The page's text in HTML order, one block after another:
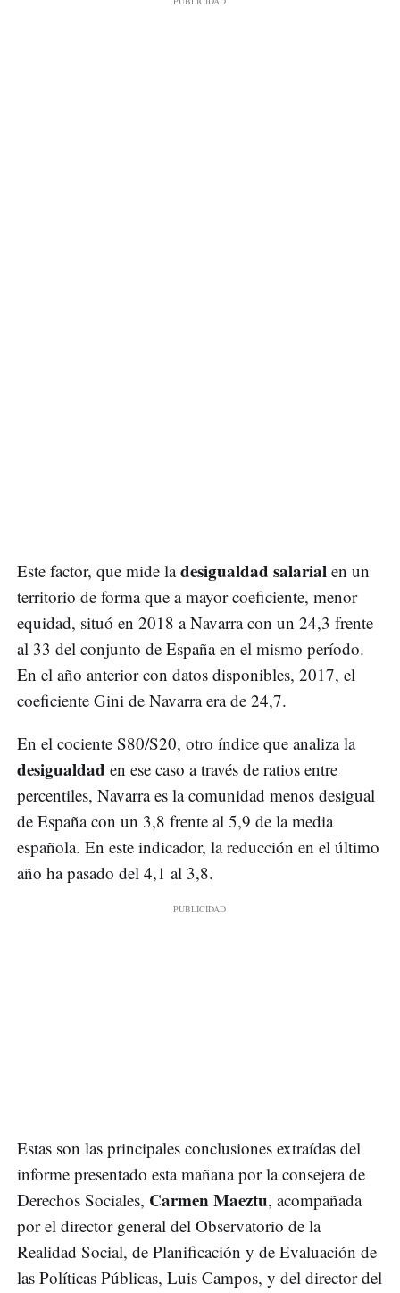
Este factor, que mide ladesigualdad salarial en un
territorio de forma que a mayor coeficiente, menor
equidad, situó en 2018 a Navarra con un 24,3 frente
al 33 del conjunto de España en el mismo período.
En el año anterior con datos disponibles, 2017, el
coeficiente Gini de Navarra era de 24,7.
En el cociente S80/S20, otro índice que analiza la
desigualdad en ese caso a través de ratios entre
percentiles, Navarra es la comunidad menos desigual
de España con un 3,8 frente al 5,9 de la media
española. En este indicador, la reducción en el último
año ha pasado del 4,1 al 3,8.
Estas son las principales conclusiones extraídas del
informe presentado esta mañana por la consejera de
Derechos Sociales, Carmen Maeztu, acompañada
por el director general del Observatorio de la
Realidad Social, de Planificación y de Evaluación de
las Políticas Públicas, Luis Campos, y del director del